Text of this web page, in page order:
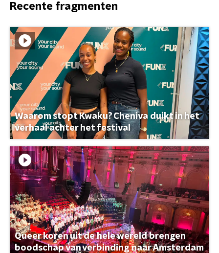
Recente fragmenten
Waarom stopt Kwaku? Cheniva duikt in het
verhaal achter het festival
Queer koren uit de hele wereld brengen
boodschap van verbinding naar Amsterdam